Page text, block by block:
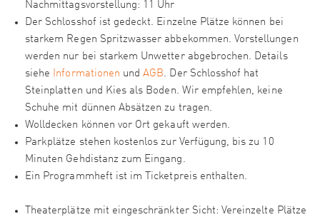
Nachmittagsvorstellung: 11 Uhr
Der Schlosshof ist gedeckt. Einzelne Plätze können bei
starkem Regen Spritzwasser abbekommen. Vorstellungen
werden nur bei starkem Unwetter abgebrochen. Details
siehe Informationen undAGB. Der Schlosshof hat
Steinplatten und Kies als Boden. Wir empfehlen, keine
Schuhe mit dünnen Absätzen zu tragen.
Wolldecken können vor Ort gekauft werden.
Parkplätze stehen kostenlos zur Verfügung, bis zu 10
Minuten Gehdistanz zum Eingang.
Ein Programmheft ist im Ticketpreis enthalten.
Theaterplätze mit eingeschränkter Sicht: Vereinzelte Plätze